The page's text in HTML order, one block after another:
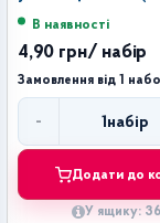
В наявності
4,90 грн/ набір
Замовлення від 1
- 1 набір
Додати до
У ящику: